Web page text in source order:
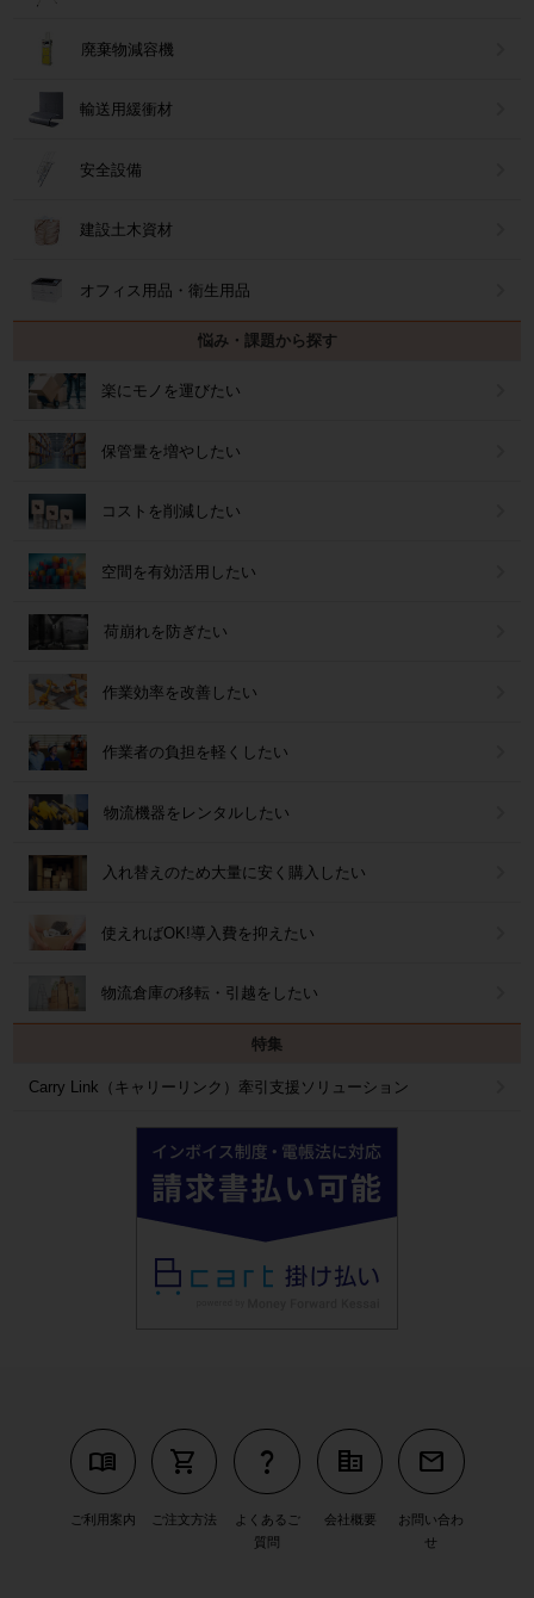
廃棄物減容機
輸送用緩衝材
安全設備
建設土木資材
オフィス用品・衛生用品
悩み・課題から探す
楽にモノを運びたい
保管量を増やしたい
コストを削減したい
空間を有効活用したい
荷崩れを防ぎたい
作業効率を改善したい
作業者の負担を軽くしたい
物流機器をレンタルしたい
入れ替えのため大量に安く購入したい
使えればOK!導入費を抑えたい
物流倉庫の移転・引越をしたい
特集
Carry Link（キャリーリンク）牽引支援ソリューション
menu_book
ご利用案内
shopping_cart
ご注文方法
question_mark
よくあるご
質問
corporate_fare
会社概要
mail
お問い合わ
せ